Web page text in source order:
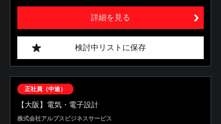
詳細を見る
検討中リストに保存
正社員（中途）
【大阪】電気・電子設計
株式会社アルプスビジネスサービス